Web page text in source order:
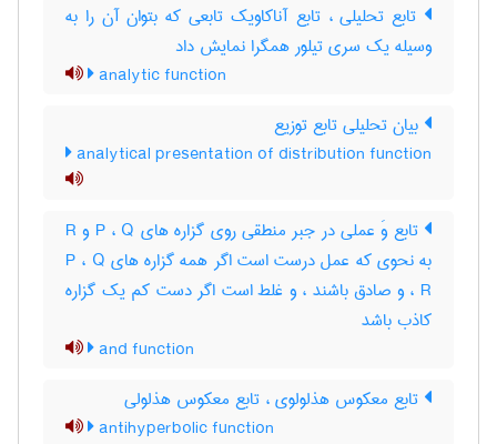
تابع تحلیلی ، تابع آناکاویک تابعی که بتوان آن را به
وسیله یک سری تیلور همگرا نمایش داد
analytic function
بیان تحلیلی تابع توزیع
analytical presentation of distribution function
تابع وَ عملی در جبر منطقی روی گزاره های P ، Q و R
به نحوی که عمل درست است اگر همه گزاره های P ، Q
، R و صادق باشند ، و غلط است اگر دست کم یک گزاره
کاذب باشد
and function
تابع معکوس هذلولوی ، تابع معکوس هذلولی
antihyperbolic function